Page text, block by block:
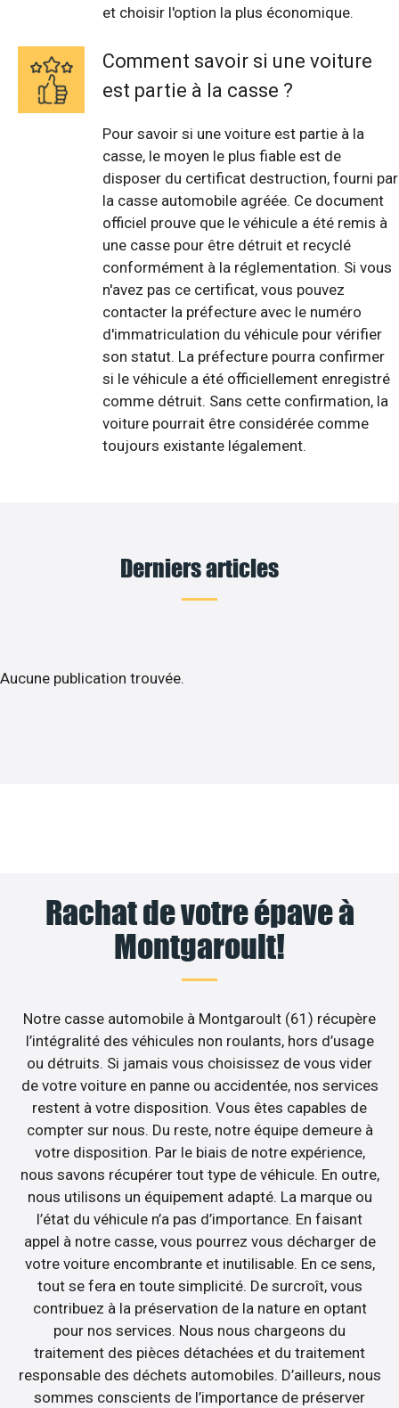
et choisir l'option la plus économique.
Comment savoir si une voiture
est partie à la casse ?
Pour savoir si une voiture est partie à la
casse, le moyen le plus fiable est de
disposer du certificat destruction, fourni par
la casse automobile agréée. Ce document
officiel prouve que le véhicule a été remis à
une casse pour être détruit et recyclé
conformément à la réglementation. Si vous
n'avez pas ce certificat, vous pouvez
contacter la préfecture avec le numéro
d'immatriculation du véhicule pour vérifier
son statut. La préfecture pourra confirmer
si le véhicule a été officiellement enregistré
comme détruit. Sans cette confirmation, la
voiture pourrait être considérée comme
toujours existante légalement.
Derniers articles
Aucune publication trouvée.
Rachat de votre épave à
Montgaroult!
Notre casse automobile à Montgaroult (61) récupère
l’intégralité des véhicules non roulants, hors d’usage
ou détruits. Si jamais vous choisissez de vous vider
de votre voiture en panne ou accidentée, nos services
restent à votre disposition. Vous êtes capables de
compter sur nous. Du reste, notre équipe demeure à
votre disposition. Par le biais de notre expérience,
nous savons récupérer tout type de véhicule. En outre,
nous utilisons un équipement adapté. La marque ou
l’état du véhicule n’a pas d’importance. En faisant
appel à notre casse, vous pourrez vous décharger de
votre voiture encombrante et inutilisable. En ce sens,
tout se fera en toute simplicité. De surcroît, vous
contribuez à la préservation de la nature en optant
pour nos services. Nous nous chargeons du
traitement des pièces détachées et du traitement
responsable des déchets automobiles. D’ailleurs, nous
sommes conscients de l’importance de préserver